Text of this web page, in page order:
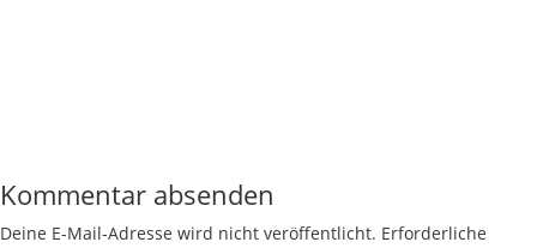
Kommentar absenden
Deine E-Mail-Adresse wird nicht veröffentlicht. Erforderliche